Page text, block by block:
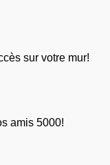
sur votre mur!
amis 5000!